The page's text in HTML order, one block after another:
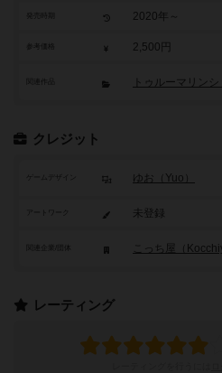
2020年～
参考価格 2,500円
関連作品 トゥルーマリン
クレジット
ゲームデザイン ゆお（Yuo）
アートワーク 未登録
こっち屋（
レーティング